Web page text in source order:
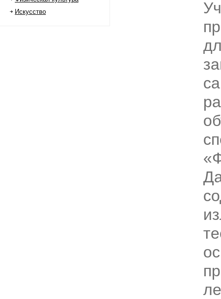
Искусство